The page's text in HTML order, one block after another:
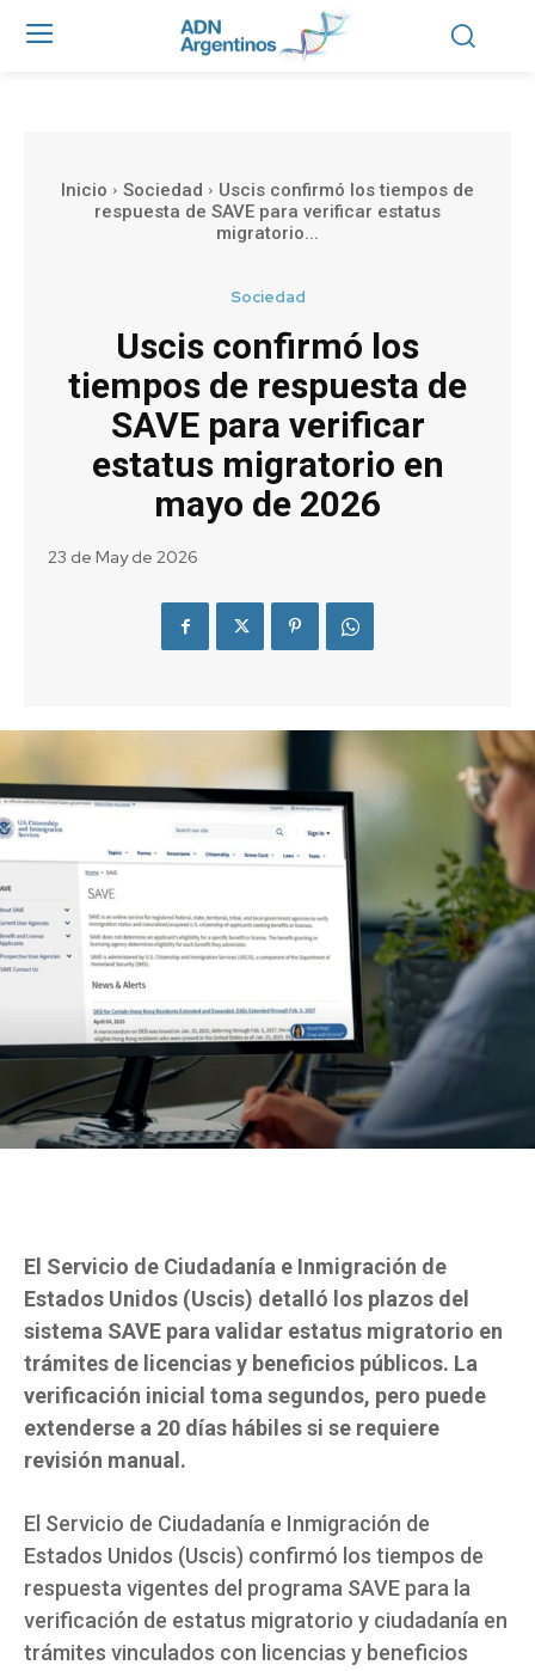
Inicio Sociedad
Uscis confirmó los tiempos de
respuesta de SAVE para verificar estatus
migratorio...
Sociedad
Uscis confirmó los
tiempos de respuesta de
SAVE para verificar
estatus migratorio en
mayo de 2026
23 de May de 2026
El Servicio de Ciudadanía e Inmigración de
Estados Unidos (Uscis) detalló los plazos del
sistema SAVE para validar estatus migratorio en
trámites de licencias y beneficios públicos. La
verificación inicial toma segundos, pero puede
extenderse a 20 días hábiles si se requiere
revisión manual.
El Servicio de Ciudadanía e Inmigración de
Estados Unidos (Uscis) confirmó los tiempos de
respuesta vigentes del programa SAVE para la
verificación de estatus migratorio y ciudadanía en
trámites vinculados con licencias y beneficios